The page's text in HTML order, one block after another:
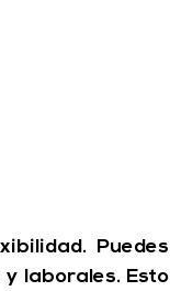
Puedes
laborales. Esto